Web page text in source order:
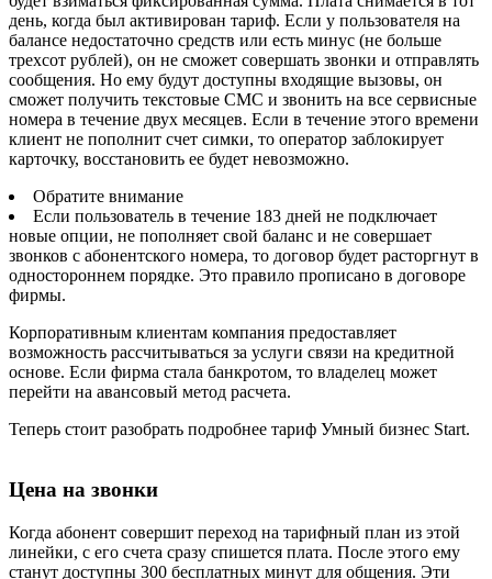
день, когда был активирован тариф. Если у пользователя на
балансе недостаточно средств или есть минус (не больше
трехсот рублей), он не сможет совершать звонки и отправлять
сообщения. Но ему будут доступны входящие вызовы, он
сможет получить текстовые СМС и звонить на все сервисные
номера в течение двух месяцев. Если в течение этого времени
клиент не пополнит счет симки, то оператор заблокирует
карточку, восстановить ее будет невозможно.
Обратите внимание
Если пользователь в течение 183 дней не подключает
новые опции, не пополняет свой баланс и не совершает
звонков с абонентского номера, то договор будет расторгнут в
одностороннем порядке. Это правило прописано в договоре
фирмы.
Корпоративным клиентам компания предоставляет
возможность рассчитываться за услуги связи на кредитной
основе. Если фирма стала банкротом, то владелец может
перейти на авансовый метод расчета.
Теперь стоит разобрать подробнее тариф Умный бизнес Start.
Цена на звонки
Когда абонент совершит переход на тарифный план из этой
линейки, с его счета сразу спишется плата. После этого ему
станут доступны 300 бесплатных минут для общения. Эти